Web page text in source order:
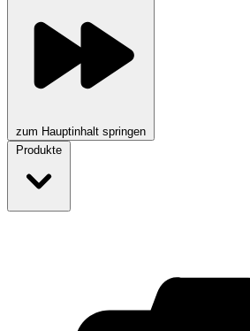
zum Hauptinhalt springen
Produkte